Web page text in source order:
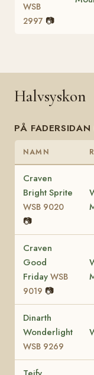
WSB
2997 📷
Halvsyskon
PÅ
NAMN
Craven
Bright Sprite
WSB 9020
📷
Craven
Good
Friday WSB
9019 📷
Dinarth
Wonderlight
WSB 9269